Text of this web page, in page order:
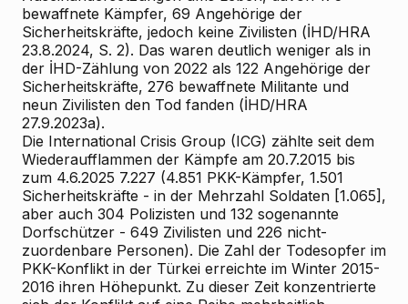
bewaffnete Kämpfer, 69 Angehörige der
Sicherheitskräfte, jedoch keine Zivilisten (İHD/HRA
23.8.2024, S. 2). Das waren deutlich weniger als in
der İHD-Zählung von 2022 als 122 Angehörige der
Sicherheitskräfte, 276 bewaffnete Militante und
neun Zivilisten den Tod fanden (İHD/HRA
27.9.2023a).
Die International Crisis Group (ICG) zählte seit dem
Wiederaufflammen der Kämpfe am 20.7.2015 bis
zum 4.6.2025 7.227 (4.851 PKK-Kämpfer, 1.501
Sicherheitskräfte - in der Mehrzahl Soldaten [1.065],
aber auch 304 Polizisten und 132 sogenannte
Dorfschützer - 649 Zivilisten und 226 nicht-
zuordenbare Personen). Die Zahl der Todesopfer im
PKK-Konflikt in der Türkei erreichte im Winter 2015-
2016 ihren Höhepunkt. Zu dieser Zeit konzentrierte